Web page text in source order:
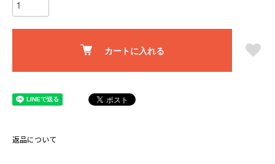
カートに入れる
返品について